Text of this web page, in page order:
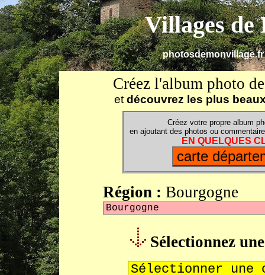
Villages de
Créez l'album photo
et découvrez les plus
Créez votre propre album
en ajoutant des photos ou
EN QUELQUES
Région : Bourgogne
Sélectionnez